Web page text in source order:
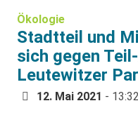
Ökologie
Stadtteil und
sich gegen
Leutewitzer
12. Mai 2021 -